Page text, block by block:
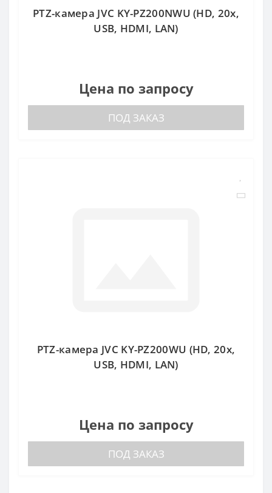
PTZ-камера JVC KY-PZ200NWU (HD, 20x,
USB, HDMI, LAN)
Цена по запросу
ПОД ЗАКАЗ
PTZ-камера JVC KY-PZ200WU (HD, 20x,
USB, HDMI, LAN)
Цена по запросу
ПОД ЗАКАЗ